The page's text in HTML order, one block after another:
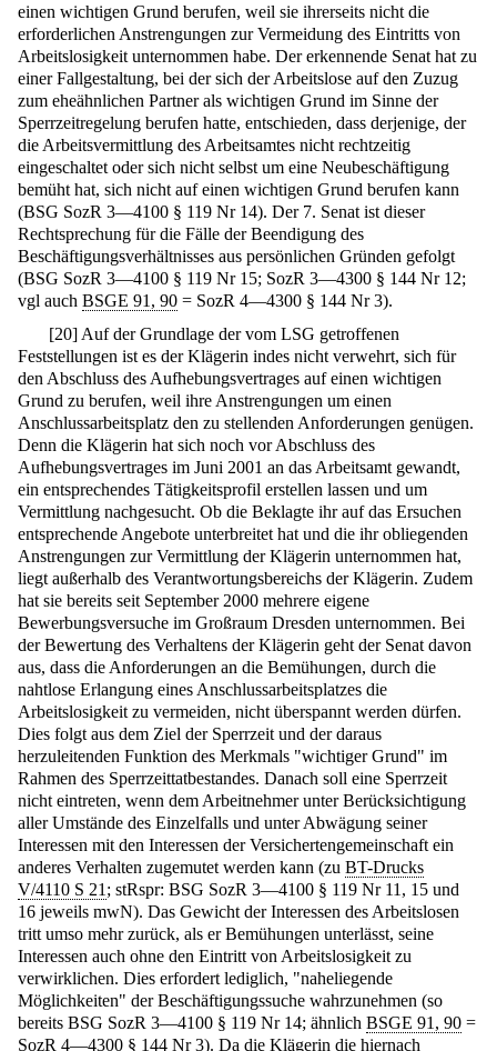
einen wichtigen Grund berufen, weil sie ihrerseits nicht die
erforderlichen Anstrengungen zur Vermeidung des Eintritts von
Arbeitslosigkeit unternommen habe. Der erkennende Senat hat zu
einer Fallgestaltung, bei der sich der Arbeitslose auf den Zuzug
zum eheähnlichen Partner als wichtigen Grund im Sinne der
Sperrzeitregelung berufen hatte, entschieden, dass derjenige, der
die Arbeitsvermittlung des Arbeitsamtes nicht rechtzeitig
eingeschaltet oder sich nicht selbst um eine Neubeschäftigung
bemüht hat, sich nicht auf einen wichtigen Grund berufen kann
(BSG SozR 3—4100 § 119 Nr 14). Der 7. Senat ist dieser
Rechtsprechung für die Fälle der Beendigung des
Beschäftigungsverhältnisses aus persönlichen Gründen gefolgt
(BSG SozR 3—4100 § 119 Nr 15; SozR 3—4300 § 144 Nr 12;
vgl auch BSGE 91, 90 = SozR 4—4300 § 144 Nr 3).
[20] Auf der Grundlage der vom LSG getroffenen
Feststellungen ist es der Klägerin indes nicht verwehrt, sich für
den Abschluss des Aufhebungsvertrages auf einen wichtigen
Grund zu berufen, weil ihre Anstrengungen um einen
Anschlussarbeitsplatz den zu stellenden Anforderungen genügen.
Denn die Klägerin hat sich noch vor Abschluss des
Aufhebungsvertrages im Juni 2001 an das Arbeitsamt gewandt,
ein entsprechendes Tätigkeitsprofil erstellen lassen und um
Vermittlung nachgesucht. Ob die Beklagte ihr auf das Ersuchen
entsprechende Angebote unterbreitet hat und die ihr obliegenden
Anstrengungen zur Vermittlung der Klägerin unternommen hat,
liegt außerhalb des Verantwortungsbereichs der Klägerin. Zudem
hat sie bereits seit September 2000 mehrere eigene
Bewerbungsversuche im Großraum Dresden unternommen. Bei
der Bewertung des Verhaltens der Klägerin geht der Senat davon
aus, dass die Anforderungen an die Bemühungen, durch die
nahtlose Erlangung eines Anschlussarbeitsplatzes die
Arbeitslosigkeit zu vermeiden, nicht überspannt werden dürfen.
Dies folgt aus dem Ziel der Sperrzeit und der daraus
herzuleitenden Funktion des Merkmals "wichtiger Grund" im
Rahmen des Sperrzeittatbestandes. Danach soll eine Sperrzeit
nicht eintreten, wenn dem Arbeitnehmer unter Berücksichtigung
aller Umstände des Einzelfalls und unter Abwägung seiner
Interessen mit den Interessen der Versichertengemeinschaft ein
anderes Verhalten zugemutet werden kann (zu BT-Drucks
V/4110 S 21; stRspr: BSG SozR 3—4100 § 119 Nr 11, 15 und
16 jeweils mwN). Das Gewicht der Interessen des Arbeitslosen
tritt umso mehr zurück, als er Bemühungen unterlässt, seine
Interessen auch ohne den Eintritt von Arbeitslosigkeit zu
verwirklichen. Dies erfordert lediglich, "naheliegende
Möglichkeiten" der Beschäftigungssuche wahrzunehmen (so
bereits BSG SozR 3—4100 § 119 Nr 14; ähnlich BSGE 91, 90 =
SozR 4—4300 § 144 Nr 3). Da die Klägerin die hiernach